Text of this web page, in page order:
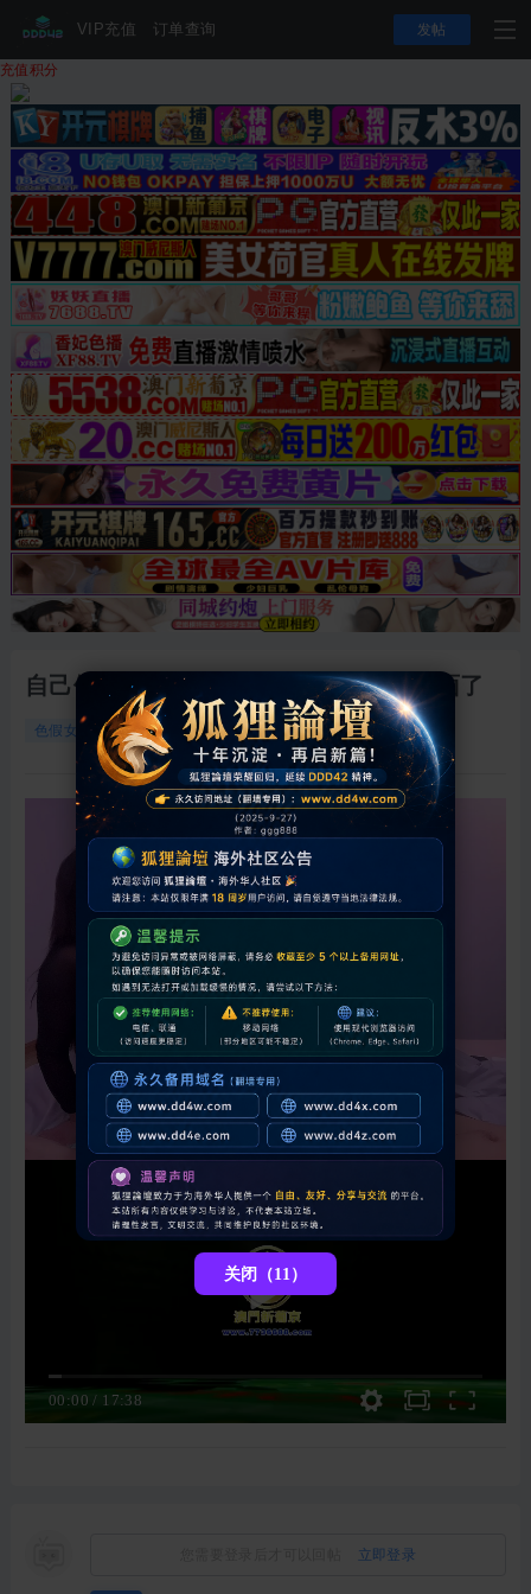
VIP充值 订单查询 发帖
充值积分
自己做了个电报裙，把所有视频都放里面了
色假女人 9100 0 2026-6-17 01:03:03
00:00 / 17:38
立即登录
关闭（11）